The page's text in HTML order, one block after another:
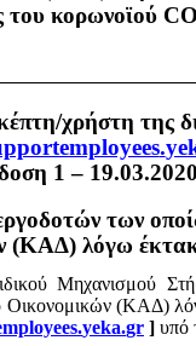
τουκορωνοϊού
χρήστη της
.
1 – 19.03.2020
των
(ΚΑΔ) λόγω
Μηχανισμού
Οικονομικών (ΚΑΔ)
.yeka.gr ] υπό